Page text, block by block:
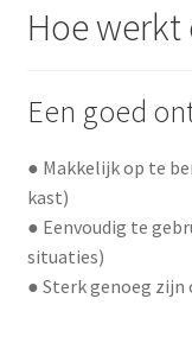
Hoe
Een goed
● Makkelijk op te
kast)
● Eenvoudig te
situaties)
● Sterk genoeg